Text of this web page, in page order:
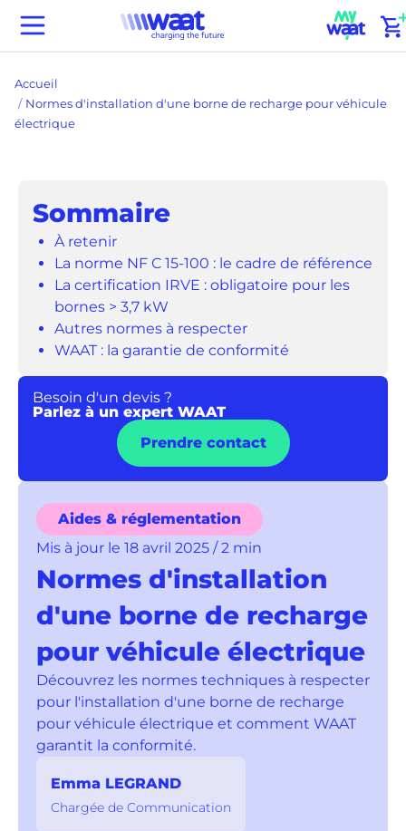
Passer
Waat
home
Accueil
Normes d'installation d'une borne de recharge pour véhicule
électrique
Aides & réglementation
Mis à jour le 18 avril 2025 / 2 min
Normes d'installation
d'une borne de recharge
pour véhicule électrique
Découvrez les normes techniques à respecter
pour l'installation d'une borne de recharge
pour véhicule électrique et comment WAAT
garantit la conformité.
Emma LEGRAND
Chargée de Communication
Sommaire
À retenir
La norme NF C 15-100 : le cadre de référence
La certification IRVE : obligatoire pour les
bornes > 3,7 kW
Autres normes à respecter
WAAT : la garantie de conformité
Besoin d'un devis ?
Parlez à un expert WAAT
Prendre contact